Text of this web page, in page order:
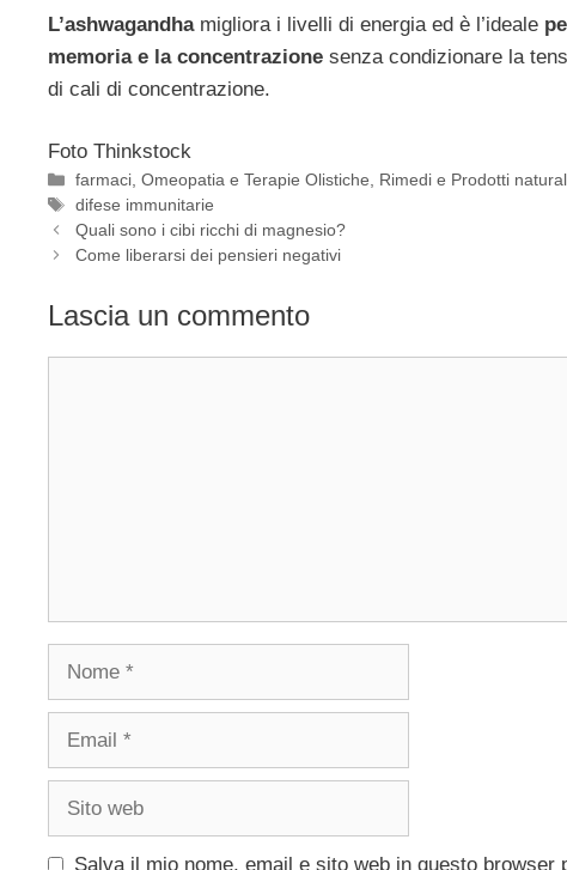
L’ashwagandhamigliora i livelli di energia ed è l’ideale
memoria e la concentrazione senza condizionare la
di cali di concentrazione.
Foto Thinkstock
Categorie
farmaci,Omeopatia e Terapie Olistiche, Rimedi e Prodotti
Tag
difese immunitarie
Quali sono i cibi ricchi di magnesio?
Come liberarsi dei pensieri negativi
Lascia un commento
Salva il mio nome, email e sito web in questo